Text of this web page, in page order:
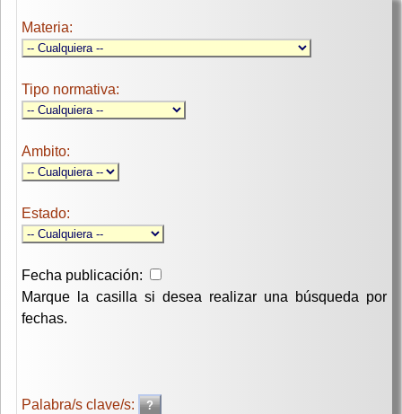
Materia:
Tipo normativa:
Ambito:
Estado:
Fecha publicación:
Marque la casilla si desea realizar una búsqueda por
fechas.
Palabra/s clave/s: